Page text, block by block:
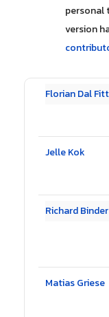
personal
version
Florian Dal
Jelle Kok
Richard Binder
Matias Griese